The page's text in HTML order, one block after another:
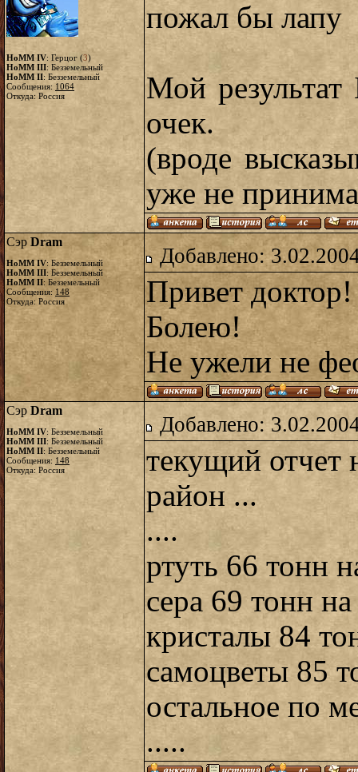
HoMM IV: Герцог (3)
HoMM III: Безземельный
HoMM II: Безземельный
Сообщения: 1064
Откуда: Россия
пожал бы лапу
Мой
очек.
(вроде
уже не
Сэр Dram
HoMM IV: Безземельный
HoMM III: Безземельный
HoMM II: Безземельный
Сообщения: 148
Откуда: Россия
Добавлено:
Привет доктор!
Болею!
Не ужели не
Сэр Dram
HoMM IV: Безземельный
HoMM III: Безземельный
HoMM II: Безземельный
Сообщения: 148
Откуда: Россия
Добавлено:
текущий отчет
район ...
....
ртуть 66 тонн
сера 69 тонн
кристалы 84
самоцветы 85
остальное по
.....